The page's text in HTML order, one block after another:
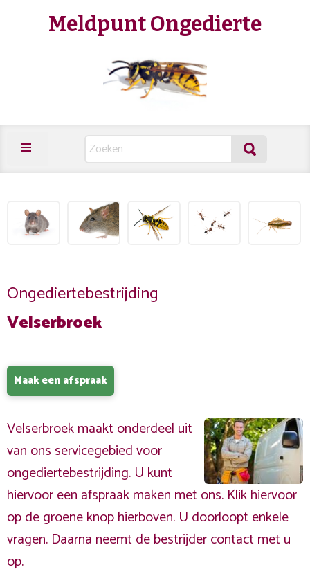
Meldpunt Ongedierte
Ongediertebestrijding
Velserbroek
Maak een afspraak
Velserbroek maakt onderdeel uit
van ons servicegebied voor
ongediertebestrijding. U kunt
hiervoor een afspraak maken met ons. Klik hiervoor
op de groene knop hierboven. U doorloopt enkele
vragen. Daarna neemt de bestrijder contact met u
op.